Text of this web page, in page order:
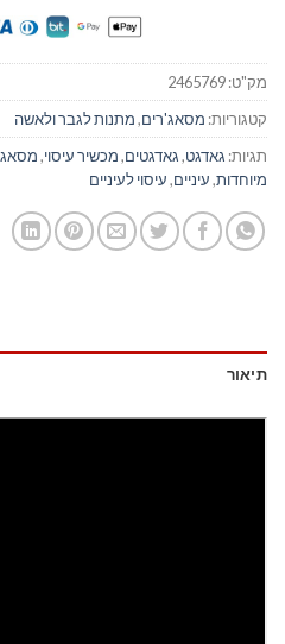
מק"ט:2465769
קטגוריות: מסאג'רים,מתנות לגבר ולאשה
תגיות: גאדגט,גאדגטים,מכשיר עיסוי,
מיוחדות,עיניים,עיסוי לעיניים
תיאור